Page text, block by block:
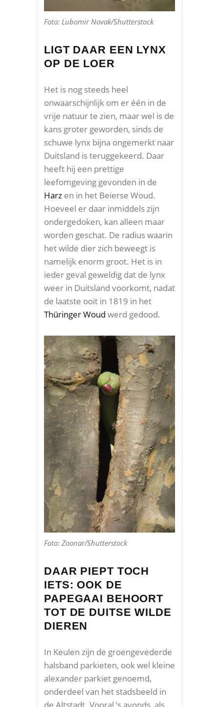
Foto: Lubomir Novak/Shutterstock
LIGT DAAR EEN LYNX
OP DE LOER
Het is nog steeds heel
onwaarschijnlijk om er één in de
vrije natuur te zien, maar wel is de
kans groter geworden, sinds de
schuwe lynx bijna ongemerkt naar
Duitsland is teruggekeerd. Daar
heeft hij een prettige
leefomgeving gevonden in de
Harz en in het Beierse Woud.
Hoeveel er daar inmiddels zijn
ondergedoken, kan alleen maar
worden geschat. De radius waarin
het wilde dier zich beweegt is
namelijk enorm groot. Het is in
ieder geval geweldig dat de lynx
weer in Duitsland voorkomt, nadat
de laatste ooit in 1819 in het
Thüringer Woud werd gedood.
Foto: Zoonar/Shutterstock
DAAR PIEPT TOCH
IETS: OOK DE
PAPEGAAI BEHOORT
TOT DE DUITSE WILDE
DIEREN
In Keulen zijn de groengevederde
halsband parkieten, ook wel kleine
alexander parkiet genoemd,
onderdeel van het stadsbeeld in